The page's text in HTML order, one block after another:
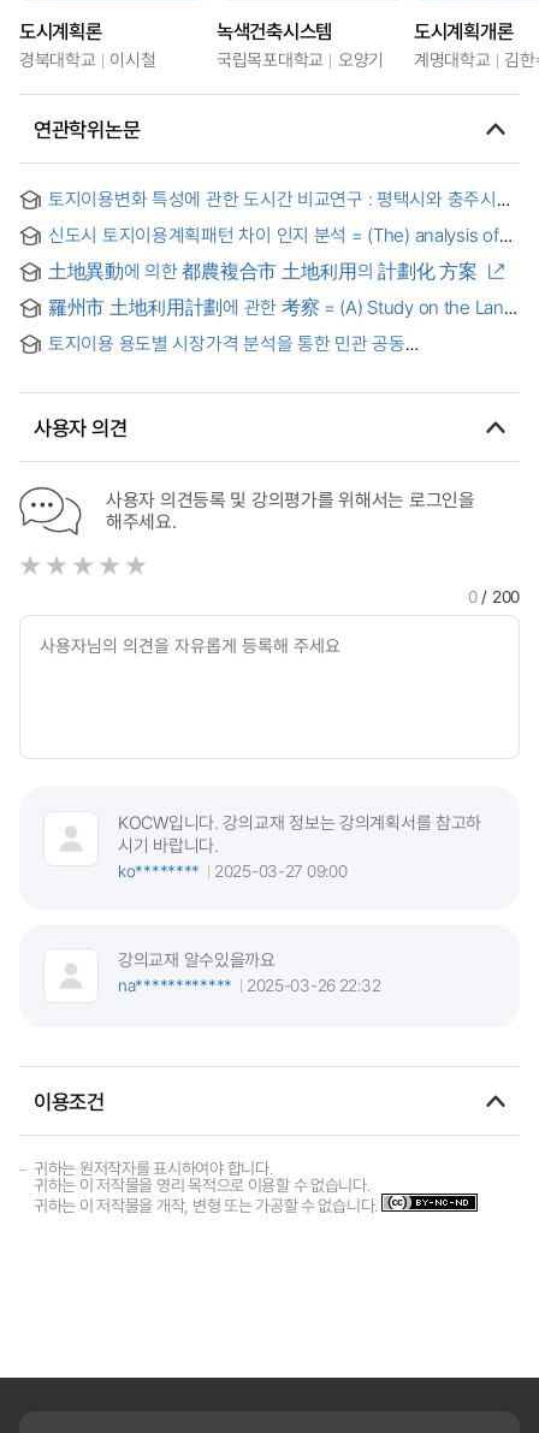
도시계획론
경북대학교 이시철
녹색건축시스템
국립목포대학교 오양기
도시계획개론
계명대학교 김
연관학위논문
토지이용변화 특성에 관한 도시간 비교연구 : 평택시와 충주시를
Pattern Between Capital and Non-capital Cities
신도시 토지이용계획패턴 차이 인지 분석 = (The) analysis of
perception about pattern difference of land use plan in
new town
土地異動에 의한 都農複合市 土地利用의 計劃化 方案
羅州市 土地利用計劃에 관한 考察 = (A) Study on the Land
토지이용 용도별 시장가격 분석을 통한 민관 공동
Analysis by Land Use Purpose
사용자 의견
사용자 의견등록 및 강의평가를 위해서는 로그인을
해주세요.
0/ 200
KOCW입니다. 강의교재 정보는 강의계획서를 참고하
시기 바랍니다.
ko********
2025-03-27 09:00
강의교재 알수있을까요
na************
2025-03-26 22:32
이용조건
귀하는 원저작자를 표시하여야 합니다.
귀하는 이 저작물을 영리 목적으로 이용할 수 없습니다.
귀하는 이 저작물을 개작, 변형 또는 가공할 수 없습니다.